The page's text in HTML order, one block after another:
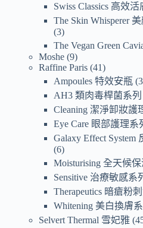
Swiss Classics 高效活
The Skin Whisperer
3
The Vegan Green
Moshe 9
Raffine Paris 41
Ampoules 特效安瓶 3
AH3 類肉毒桿菌系列
Cleaning 潔淨卸妝護
Eye Care 眼部護理系
Galaxy Effect System
6
Moisturising 全天候保
Sensitive 治療敏感系
Therapeutics 暗瘡粉
Whitening 美白換膚系
Selvert Thermal 雪妃雅